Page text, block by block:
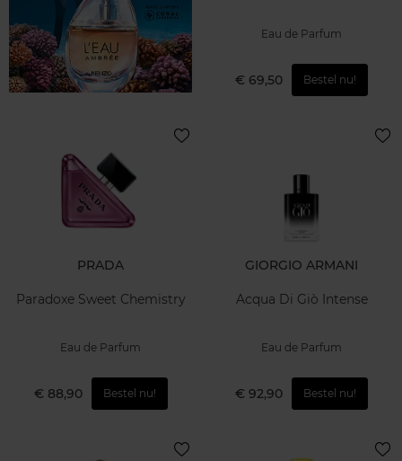
Eau de Parfum
€ 69,50 Bestel nu!
PRADA
Paradoxe Sweet Chemistry
Eau de Parfum
€ 88,90 Bestel nu!
GIORGIO ARMANI
Acqua Di Giò Intense
Eau de Parfum
€ 92,90 Bestel nu!